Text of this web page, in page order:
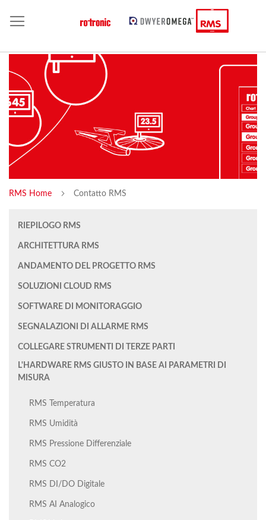
RMS Home Contatto RMS
RIEPILOGO RMS
ARCHITETTURA RMS
ANDAMENTO DEL PROGETTO RMS
SOLUZIONI CLOUD RMS
SOFTWARE DI MONITORAGGIO
SEGNALAZIONI DI ALLARME RMS
COLLEGARE STRUMENTI DI TERZE PARTI
L'HARDWARE RMS GIUSTO IN BASE AI PARAMETRI DI
MISURA
RMS Temperatura
RMS Umidità
RMS Pressione Differenziale
RMS CO2
RMS DI/DO Digitale
RMS AI Analogico